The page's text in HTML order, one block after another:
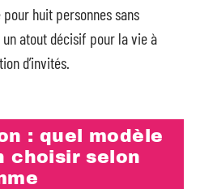
huit personnes sans
un atout décisif pour la vie à
d’invités.
: quel modèle
choisir selon